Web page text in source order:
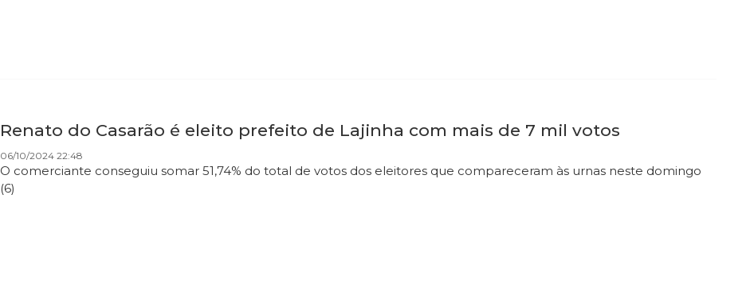
Renato do Casarão é eleito prefeito de Lajinha com mais de 7 mil votos
06/10/2024 22:48
O comerciante conseguiu somar 51,74% do total de votos dos eleitores que compareceram às urnas neste domingo
(6)